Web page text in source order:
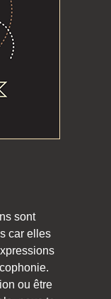
sont
car elles
ou être